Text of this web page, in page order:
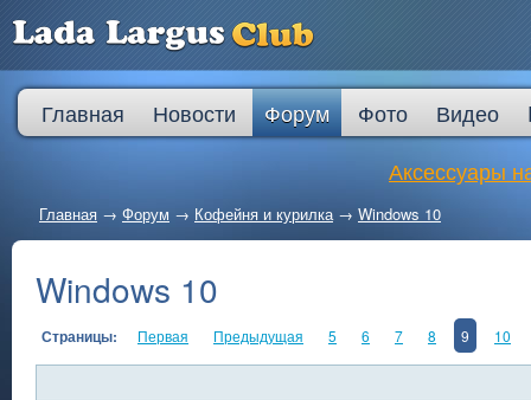
Главная Новости Форум Фото Видео
Аксессуары
Главная → Форум → Кофейня и курилка→ Windows 10
Windows 10
Страницы: Первая Предыдущая 5 6 7 8 9 10